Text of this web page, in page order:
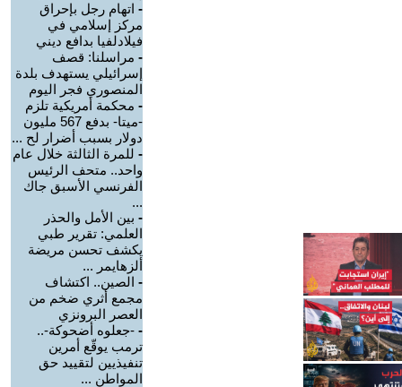
- اتهام رجل بإحراق
مركز إسلامي في
فيلادلفيا بدافع ديني
- مراسلنا: قصف
إسرائيلي يستهدف بلدة
المنصوري فجر اليوم
- محكمة أمريكية تلزم
-ميتا- بدفع 567 مليون
دولار بسبب أضرار لح ...
- للمرة الثالثة خلال عام
واحد.. متحف الرئيس
الفرنسي الأسبق جاك
...
- بين الأمل والحذر
العلمي: تقرير طبي
يكشف تحسن مريضة
ألزهايمر ...
- الصين.. اكتشاف
مجمع أثري ضخم من
العصر البرونزي
- -جعلوه أضحوكة-..
ترمب يوقّع أمرين
تنفيذيين لتقييد حق
المواطن ...